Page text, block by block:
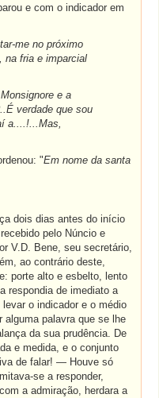
e com o indicador em
me no próximo
na fria e imparcial
e a
verdade que sou
a....!...Mas,
"Em nome da santa
dois dias antes do início
pelo Núncio e
V.D. Bene, seu secretário,
ao contrário deste,
porte alto e esbelto, lento
respondia de imediato a
o indicador e o médio
alguma palavra que se lhe
da sua prudência. De
e medida, e o conjunto
de falar! — Houve só
se a responder,
a admiração, herdara a